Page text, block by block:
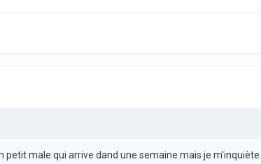
petit male qui arrive dand une semaine mais je